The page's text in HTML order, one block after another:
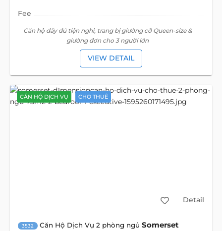
Fee
Căn hộ đầy đủ tiện nghi, trang bị giường cỡ Queen-size &
giường đơn cho 3 người lớn
VIEW DETAIL
CĂN HỘ DỊCH VỤ CHO THUÊ
Detail
3532 Căn Hộ Dịch Vụ 2 phòng ngủ Somerset